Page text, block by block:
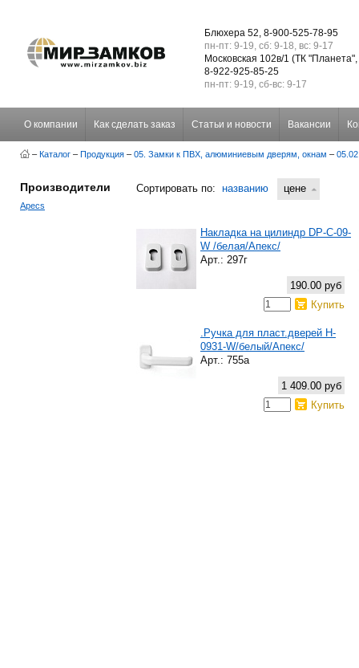
Блюхера 52, 8-900-525-78-95
пн-пт: 9-19, сб: 9-18, вс: 9-17
Московская 102в/1 (ТК
8-922-925-85-25
пн-пт: 9-19, сб-вс: 9-17
О компании Как сделать заказ Статьи и новости Вакансии
– Каталог – Продукция – 05. Замки к ПВХ, алюминиевым дверям, окнам –
Производители
Apecs
Сортировать по: названию цене
Накладка на цилиндр DP-C-09-
W /белая/Апекс/
Арт.: 297г
190.00 руб
Купить
.Ручка для пласт.дверей H-
0931-W/белый/Апекс/
Арт.: 755а
1 409.00 руб
Купить